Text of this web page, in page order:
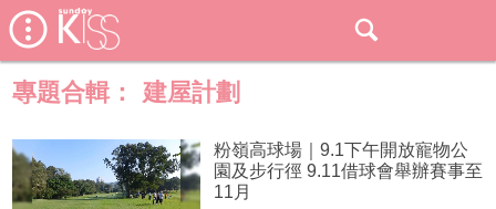
專題合輯： 建屋計劃
粉嶺高球場｜9.1下午開放寵物公
園及步行徑 9.11借球會舉辦賽事至
11月